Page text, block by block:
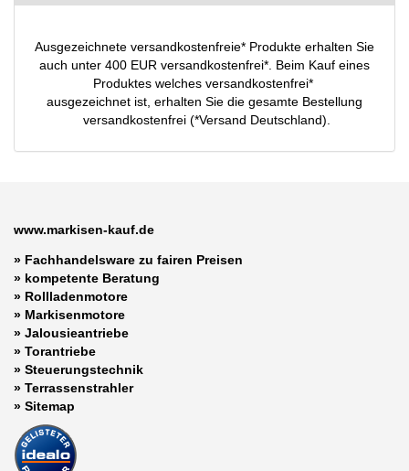
Ausgezeichnete versandkostenfreie* Produkte erhalten Sie
auch unter 400 EUR versandkostenfrei*. Beim Kauf eines
Produktes welches versandkostenfrei*
ausgezeichnet ist, erhalten Sie die gesamte Bestellung
versandkostenfrei (*Versand Deutschland).
www.markisen-kauf.de
» Fachhandelsware zu fairen Preisen
» kompetente Beratung
» Rollladenmotore
» Markisenmotore
» Jalousieantriebe
» Torantriebe
» Steuerungstechnik
» Terrassenstrahler
» Sitemap